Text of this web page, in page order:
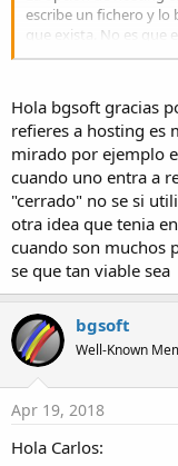
escribe un fichero y lo
que exista. No es que
encontrado que por lo
está parado cuando lo
Saludos
Hola bgsoft gracias
refieres a hosting es
mirado por ejemplo
cuando uno entra a
"cerrado" no se si
otra idea que tenia
cuando son muchos
se que tan viable sea
bgsoft
Well-Known
Apr 19, 2018
Hola Carlos: